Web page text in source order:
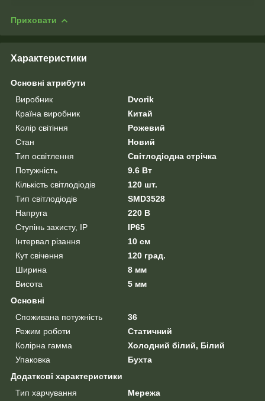
Приховати
Характеристики
Основні атрибути
Виробник
Dvorik
Країна виробник
Китай
Колір світіння
Рожевий
Стан
Новий
Тип освітлення
Світлодіодна стрічка
Потужність
9.6 Вт
Кількість світлодіодів
120 шт.
Тип світлодіодів
SMD3528
Напруга
220 В
Ступінь захисту, IP
IP65
Інтервал різання
10 см
Кут свічення
120 град.
Ширина
8 мм
Висота
5 мм
Основні
Споживана потужність
36
Режим роботи
Статичний
Колірна гамма
Холодний білий, Білий
Упаковка
Бухта
Додаткові характеристики
Тип харчування
Мережа